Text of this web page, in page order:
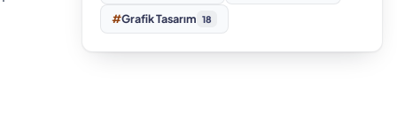
#Grafik Tasarım 18